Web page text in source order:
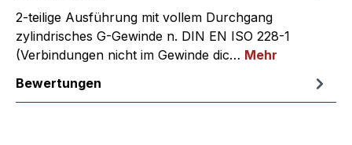
2-teilige Ausführung mit vollem Durchgang
zylindrisches G-Gewinde n. DIN EN ISO 228-1
(Verbindungen nicht im Gewinde dic… Mehr
Bewertungen